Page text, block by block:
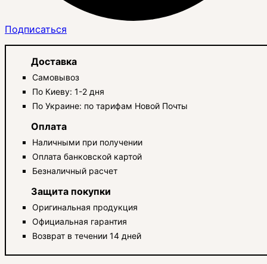
Подписаться
Доставка
Самовывоз
По Киеву: 1-2 дня
По Украине: по тарифам Новой Почты
Оплата
Наличными при получении
Оплата банковской картой
Безналичный расчет
Защита покупки
Оригинальная продукция
Официальная гарантия
Возврат в течении 14 дней